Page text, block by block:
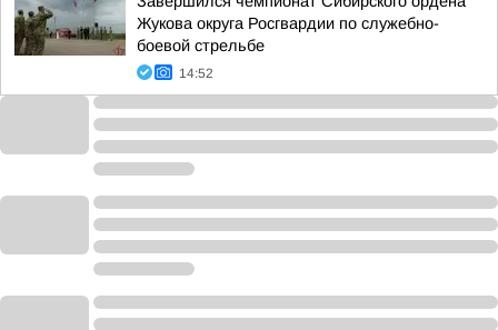
Жукова округа Росгвардии по служебно-
боевой стрельбе
14:52